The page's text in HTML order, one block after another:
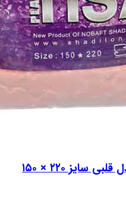
پتو مسافرتی تیسا یک نفره مدل قلبی سایز ۲۲۰ × ۱۵۰